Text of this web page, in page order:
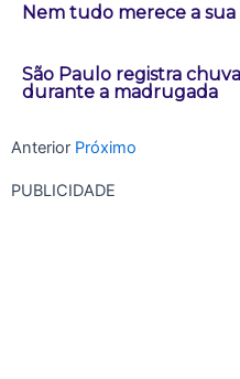
Nem tudo merece a
São Paulo registra
durante a madrugada
Anterior Próximo
PUBLICIDADE